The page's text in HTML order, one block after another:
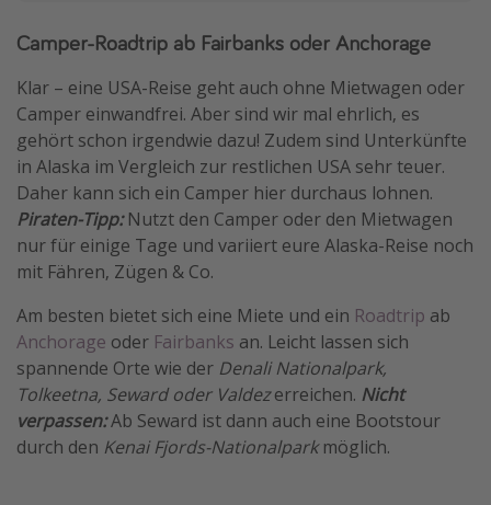
Camper-Roadtrip ab Fairbanks oder Anchorage
Klar – eine USA-Reise geht auch ohne Mietwagen oder
Camper einwandfrei. Aber sind wir mal ehrlich, es
gehört schon irgendwie dazu! Zudem sind Unterkünfte
in Alaska im Vergleich zur restlichen USA sehr teuer.
Daher kann sich ein Camper hier durchaus lohnen.
Piraten-Tipp: Nutzt den Camper oder den Mietwagen
nur für einige Tage und variiert eure Alaska-Reise noch
mit Fähren, Zügen & Co.
Am besten bietet sich eine Miete und ein Roadtrip ab
Anchorage oder Fairbanks an. Leicht lassen sich
spannende Orte wie der Denali Nationalpark,
Tolkeetna, Seward oder Valdezerreichen. Nicht
verpassen:Ab Seward ist dann auch eine Bootstour
durch den Kenai Fjords-Nationalparkmöglich.